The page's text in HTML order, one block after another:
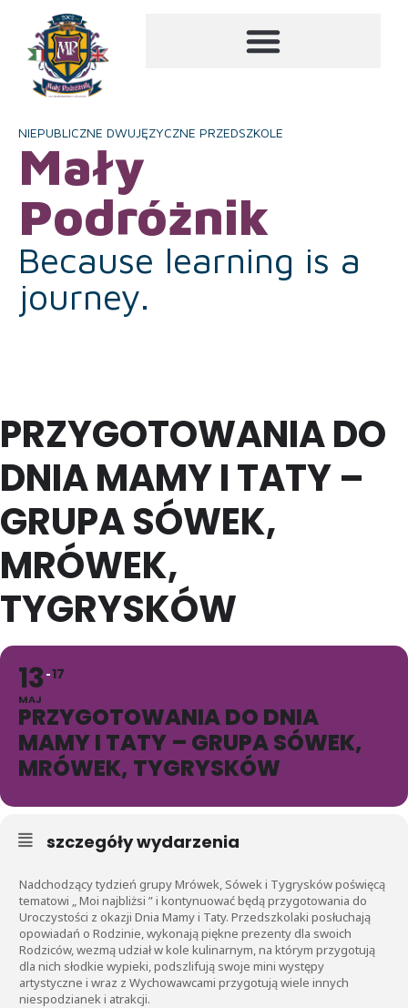
NIEPUBLICZNE DWUJĘZYCZNE PRZEDSZKOLE
Mały
Podróżnik
Because learning is a
journey.
PRZYGOTOWANIA DO
DNIA MAMY I TATY –
GRUPA SÓWEK,
MRÓWEK,
TYGRYSKÓW
13
MAJ
17
PRZYGOTOWANIA DO DNIA
MAMY I TATY – GRUPA SÓWEK,
MRÓWEK, TYGRYSKÓW
szczegóły wydarzenia
Nadchodzący tydzień grupy Mrówek, Sówek i Tygrysków poświęcą
tematowi „ Moi najbliżsi ” i kontynuować będą przygotowania do
Uroczystości z okazji Dnia Mamy i Taty. Przedszkolaki posłuchają
opowiadań o Rodzinie, wykonają piękne prezenty dla swoich
Rodziców, wezmą udział w kole kulinarnym, na którym przygotują
dla nich słodkie wypieki, podszlifują swoje mini występy
artystyczne i wraz z Wychowawcami przygotują wiele innych
niespodzianek i atrakcji.